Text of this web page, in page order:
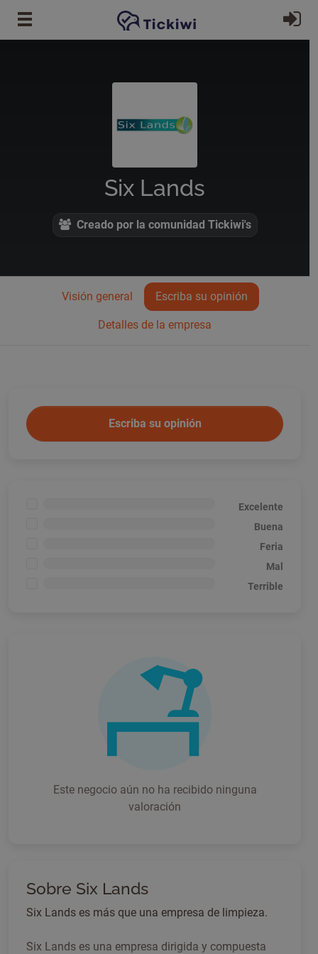
Six Lands
Creado por la comunidad Tickiwi's
Visión general Escriba su opinión
Detalles de la empresa
Escriba su opinión
Excelente
Buena
Feria
Mal
Terrible
Este negocio aún no ha recibido ninguna
valoración
Sobre Six Lands
Six Lands es más que una empresa de limpieza.
Six Lands es una empresa dirigida y compuesta